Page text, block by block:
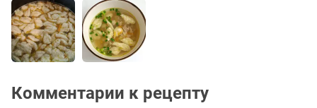
Комментарии к рецепту